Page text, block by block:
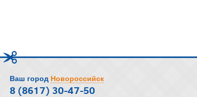
Ваш город Новороссийск
8 (8617) 30-47-50